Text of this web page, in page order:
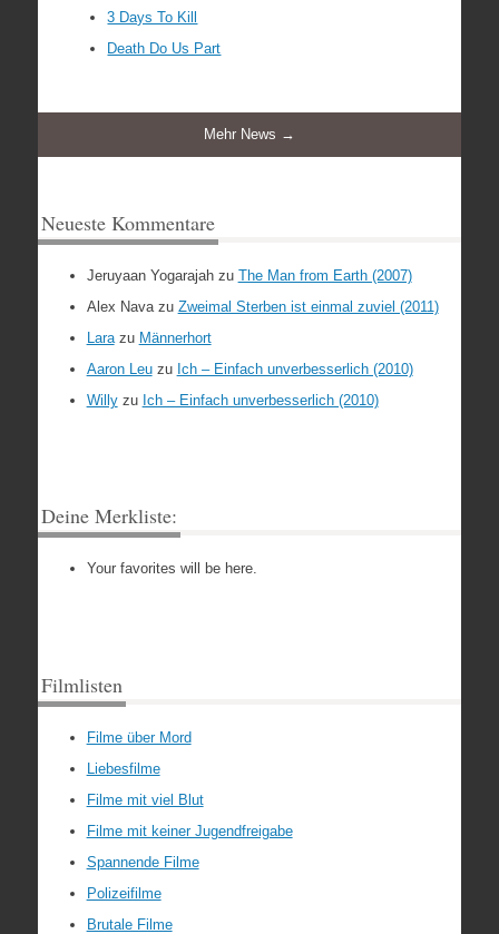
3 Days To Kill
Death Do Us Part
Mehr News →
Neueste Kommentare
Jeruyaan Yogarajahzu The Man from Earth (2007)
Alex Navazu Zweimal Sterben ist einmal zuviel (2011)
Larazu Männerhort
Aaron Leuzu Ich – Einfach unverbesserlich (2010)
Willyzu Ich – Einfach unverbesserlich (2010)
Deine Merkliste:
Your favorites will be here.
Filmlisten
Filme über Mord
Liebesfilme
Filme mit viel Blut
Filme mit keiner Jugendfreigabe
Spannende Filme
Polizeifilme
Brutale Filme